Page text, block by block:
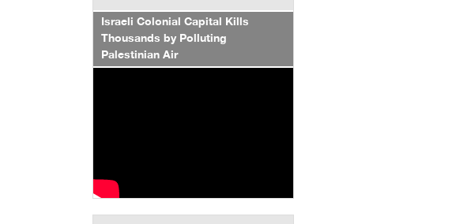
Israeli Colonial Capital Kills
Thousands by Polluting
Palestinian Air